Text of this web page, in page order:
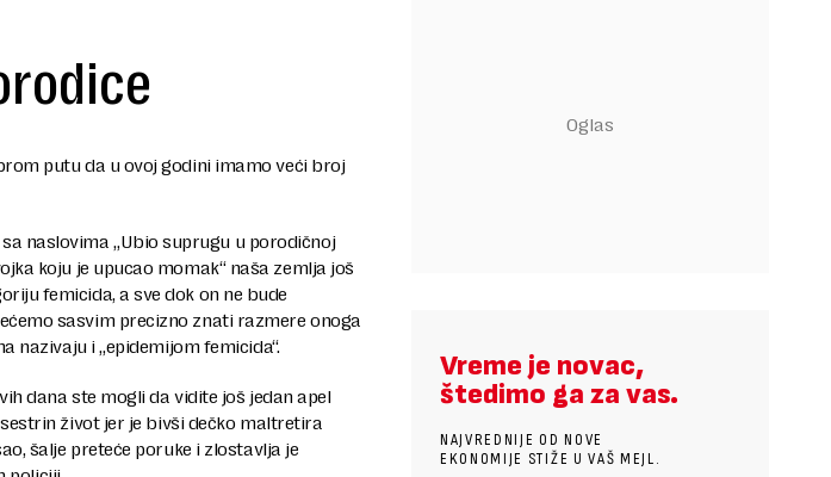
putu da u ovoj godini imamo veći broj
naslovima „Ubio suprugu u porodičnoj
koju je upucao momak“ naša zemlja još
femicida, a sve dok on ne bude
sasvim precizno znati razmere onoga
nazivaju i „epidemijom femicida“.
dana ste mogli da vidite još jedan apel
život jer je bivši dečko maltretira
šalje preteće poruke i zlostavlja je
Vreme je novac,
štedimo ga za vas.
NAJVREDNIJE OD NOVE
EKONOMIJE STIŽE U VAŠ MEJL.